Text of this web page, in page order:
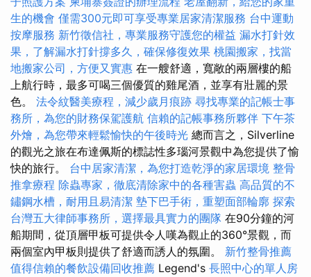
生的機會 僅需300元即可享受專業居家清潔服務 台中運動
按摩服務 新竹徵信社，專業服務守護您的權益 漏水打針效
果，了解漏水打針撐多久，確保修復效果 桃園搬家，找當
地搬家公司，方便又實惠 在一艘舒適，寬敞的兩層樓的船
上航行時，最多可喝三個優質的雞尾酒，並享有壯麗的景
色。 法令紋醫美療程，減少歲月痕跡 尋找專業的記帳士事
務所，為您的財務保駕護航 信賴的記帳事務所夥伴 下午茶
外燴，為您帶來輕鬆愉快的午後時光 總而言之，Silverline
的觀光之旅在布達佩斯的標誌性多瑙河景觀中為您提供了愉
快的旅行。 台中居家清潔，為您打造乾淨的家居環境 整骨
推拿療程 除蟲專家，徹底清除家中的各種害蟲 高品質的不
鏽鋼水槽，耐用且易清潔 墊下巴手術，重塑面部輪廓 探索
台灣五大律師事務所，選擇最具實力的團隊 在90分鐘的河
船期間，從頂層甲板可提供令人嘆為觀止的360°景觀，而
兩個室內甲板則提供了舒適而誘人的氛圍。 新竹整骨推薦
值得信賴的餐飲設備回收推薦 Legend's 長照中心的單人房